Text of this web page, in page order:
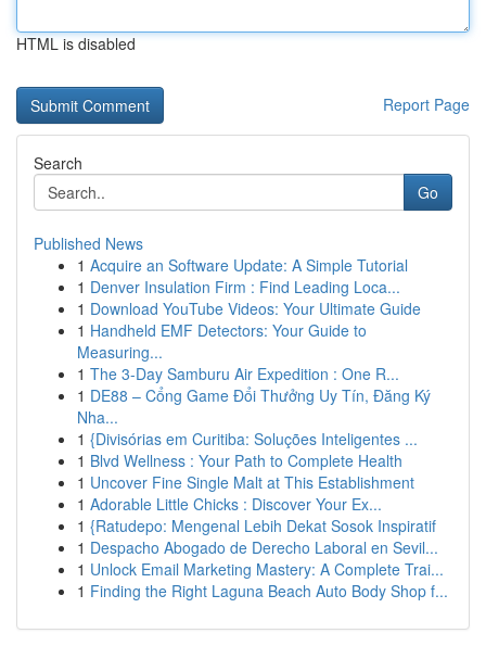
HTML is disabled
Report Page
Search
Go
Published News
1 Acquire an Software Update: A Simple Tutorial
1 Denver Insulation Firm : Find Leading Loca...
1 Download YouTube Videos: Your Ultimate Guide
1 Handheld EMF Detectors: Your Guide to
Measuring...
1 The 3-Day Samburu Air Expedition : One R...
1 DE88 – Cổng Game Đổi Thưởng Uy Tín, Đăng Ký
Nha...
1 {Divisórias em Curitiba: Soluções Inteligentes ...
1 Blvd Wellness : Your Path to Complete Health
1 Uncover Fine Single Malt at This Establishment
1 Adorable Little Chicks : Discover Your Ex...
1 {Ratudepo: Mengenal Lebih Dekat Sosok Inspiratif
1 Despacho Abogado de Derecho Laboral en Sevil...
1 Unlock Email Marketing Mastery: A Complete Trai...
1 Finding the Right Laguna Beach Auto Body Shop f...